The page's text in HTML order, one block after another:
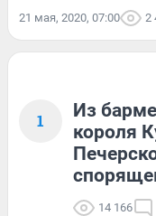
21 мая, 2020, 07:00 2
1
Из
короля
14 166